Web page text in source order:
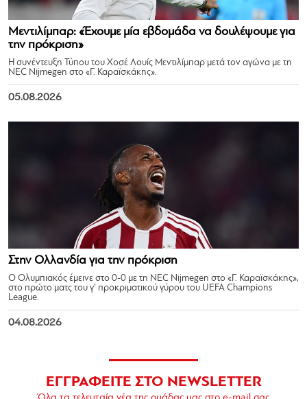
Μεντιλίμπαρ: «Έχουμε μία εβδομάδα να δουλέψουμε για
την πρόκριση»
Η συνέντευξη Τύπου του Χοσέ Λουίς Μεντιλίμπαρ μετά τον αγώνα με τη
NEC Nijmegen στο «Γ. Καραϊσκάκης».
05.08.2026
Στην Ολλανδία για την πρόκριση
Ο Ολυμπιακός έμεινε στο 0-0 με τη NEC Nijmegen στο «Γ. Καραϊσκάκης»,
στο πρώτο ματς του γ’ προκριματικού γύρου του UEFA Champions
League.
04.08.2026
ΕΓΓΡΑΦΕΙΤΕ ΣΤΟ NEWSLETTER